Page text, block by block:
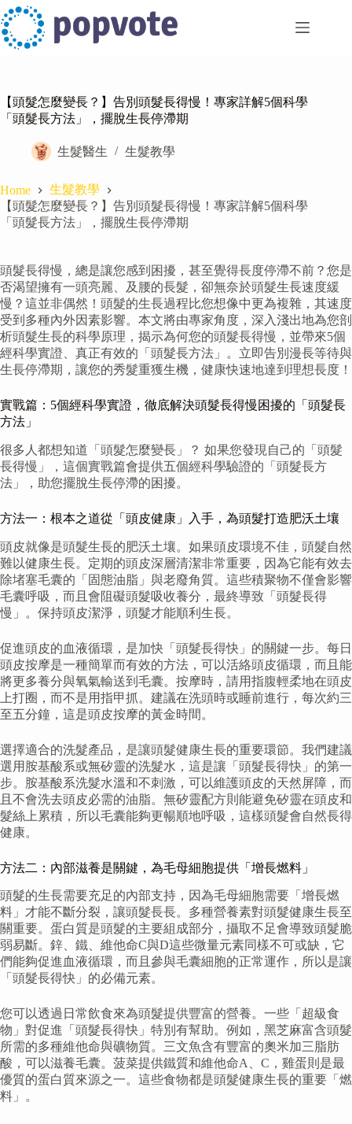
Skip
to
content
【頭髮怎麼變長？】告別頭髮長得慢！專家詳解5個科學
「頭髮長方法」，擺脫生長停滯期
生髮醫生 生髮教學
Home
生髮教學
【頭髮怎麼變長？】告別頭髮長得慢！專家詳解5個科學
「頭髮長方法」，擺脫生長停滯期
頭髮長得慢，總是讓您感到困擾，甚至覺得長度停滯不前？您是
否渴望擁有一頭亮麗、及腰的長髮，卻無奈於頭髮生長速度緩
慢？這並非偶然！頭髮的生長過程比您想像中更為複雜，其速度
受到多種內外因素影響。本文將由專家角度，深入淺出地為您剖
析頭髮生長的科學原理，揭示為何您的頭髮長得慢，並帶來5個
經科學實證、真正有效的「頭髮長方法」。立即告別漫長等待與
生長停滯期，讓您的秀髮重獲生機，健康快速地達到理想長度！
實戰篇：5個經科學實證，徹底解決頭髮長得慢困擾的「頭髮長
方法」
很多人都想知道「頭髮怎麼變長」？ 如果您發現自己的「頭髮
長得慢」，這個實戰篇會提供五個經科學驗證的「頭髮長方
法」，助您擺脫生長停滯的困擾。
方法一：根本之道從「頭皮健康」入手，為頭髮打造肥沃土壤
頭皮就像是頭髮生長的肥沃土壤。如果頭皮環境不佳，頭髮自然
難以健康生長。定期的頭皮深層清潔非常重要，因為它能有效去
除堵塞毛囊的「固態油脂」與老廢角質。這些積聚物不僅會影響
毛囊呼吸，而且會阻礙頭髮吸收養分，最終導致「頭髮長得
慢」。保持頭皮潔淨，頭髮才能順利生長。
促進頭皮的血液循環，是加快「頭髮長得快」的關鍵一步。每日
頭皮按摩是一種簡單而有效的方法，可以活絡頭皮循環，而且能
將更多養分與氧氣輸送到毛囊。按摩時，請用指腹輕柔地在頭皮
上打圈，而不是用指甲抓。建議在洗頭時或睡前進行，每次約三
至五分鐘，這是頭皮按摩的黃金時間。
選擇適合的洗髮產品，是讓頭髮健康生長的重要環節。我們建議
選用胺基酸系或無矽靈的洗髮水，這是讓「頭髮長得快」的第一
步。胺基酸系洗髮水溫和不刺激，可以維護頭皮的天然屏障，而
且不會洗去頭皮必需的油脂。無矽靈配方則能避免矽靈在頭皮和
髮絲上累積，所以毛囊能夠更暢順地呼吸，這樣頭髮會自然長得
健康。
方法二：內部滋養是關鍵，為毛母細胞提供「增長燃料」
頭髮的生長需要充足的內部支持，因為毛母細胞需要「增長燃
料」才能不斷分裂，讓頭髮長長。多種營養素對頭髮健康生長至
關重要。蛋白質是頭髮的主要組成部分，攝取不足會導致頭髮脆
弱易斷。鋅、鐵、維他命C與D這些微量元素同樣不可或缺，它
們能夠促進血液循環，而且參與毛囊細胞的正常運作，所以是讓
「頭髮長得快」的必備元素。
您可以透過日常飲食來為頭髮提供豐富的營養。一些「超級食
物」對促進「頭髮長得快」特別有幫助。例如，黑芝麻富含頭髮
所需的多種維他命與礦物質。三文魚含有豐富的奧米加三脂肪
酸，可以滋養毛囊。菠菜提供鐵質和維他命A、C，雞蛋則是最
優質的蛋白質來源之一。這些食物都是頭髮健康生長的重要「燃
料」。